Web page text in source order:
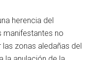
herencia del
manifestantes no
zonas aledañas del